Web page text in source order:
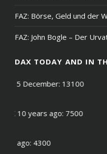
FAZ: Börse, Geld und der
FAZ: John Bogle – Der
DAX TODAY AND IN
on 15 December: 13100
DAX 10 years ago: 7500
ago: 4300